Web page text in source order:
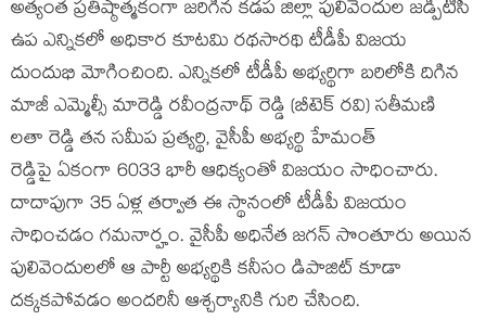
అత్యంత ప్రతిష్ఠాత్మకంగా జరిగిన కడప జిల్లా పులివెందుల జడ్పీటీసీ
ఉప ఎన్నికలో అధికార కూటమి రథసారథి టీడీపీ విజయ
దుందుభి మోగించింది. ఎన్నికలో టీడీపీ అభ్యర్థిగా బరిలోకి దిగిన
మాజీ ఎమ్మెల్సీ మారెడ్డి రవీంద్రనాథ్ రెడ్డి (బీటెక్ రవి) సతీమణి
లతా రెడ్డి తన సమీప ప్రత్యర్థి, వైసీపీ అభ్యర్థి హేమంత్
రెడ్డిపై ఏకంగా 6033 భారీ ఆధిక్యంతో విజయం సాధించారు.
దాదాపుగా 35 ఏళ్ల తర్వాత ఈ స్థానంలో టీడీపీ విజయం
సాధించడం గమనార్హం. వైసీపీ అధినేత జగన్ సొంతూరు అయిన
పులివెందులలో ఆ పార్టీ అభ్యర్థికి కనీసం డిపాజిట్ కూడా
దక్కకపోవడం అందరినీ ఆశ్చర్యానికి గురి చేసింది.